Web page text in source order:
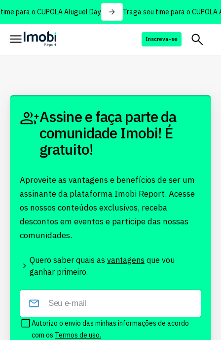
para o CUPOLA Aluguel Day Traga seu time para o CUPOLA
Inscreva-se
Assine e faça parte da
comunidade Imobi! É
gratuito!
Aproveite as vantagens e benefícios de ser um
assinante da plataforma Imobi Report. Acesse
os nossos conteúdos exclusivos, receba
descontos em eventos e participe das nossas
comunidades.
Quero saber quais as vantagens que vou
ganhar primeiro.
Autorizo o envio das minhas informações de acordo
com os Termos de uso.